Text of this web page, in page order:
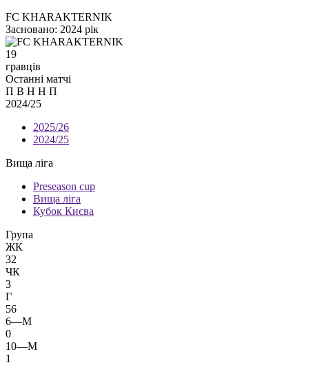
FC KHARAKTERNIK
Засновано: 2024 рік
19
гравців
Останні матчі
П В Н Н П
2024/25
2025/26
2024/25
Вища ліга
Preseason cup
Вища ліга
Кубок Києва
Група
ЖК
32
ЧК
3
Г
56
6—М
0
10—М
1